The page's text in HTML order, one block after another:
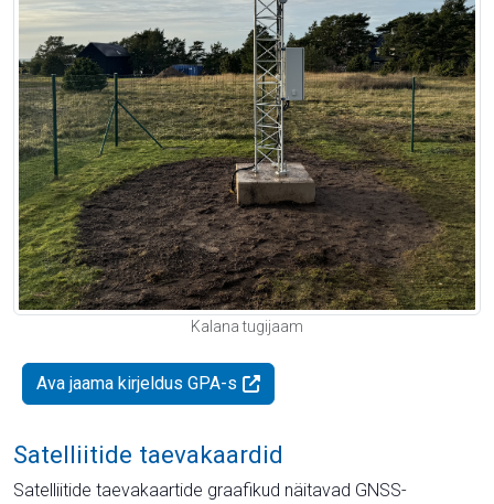
Kalana tugijaam
Ava jaama kirjeldus GPA-s
Satelliitide taevakaardid
Satelliitide taevakaartide graafikud näitavad GNSS-